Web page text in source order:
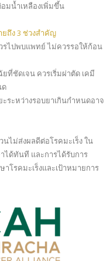
มน้ำเหลืองเพิ่มขึ้น
ถึง 3 ช่วงสำคัญ
รไปพบแพทย์ ไม่ควรรอให้ก้อน
ที่ชัดเจน ควรเริ่มผ่าตัด เคมี
ด
ะระหว่างรอบยาเกินกำหนดอาจ
ไม่ส่งผลดีต่อโรคมะเร็ง ใน
ได้ทันที และการได้รับการ
โรคมะเร็งและเป้าหมายการ